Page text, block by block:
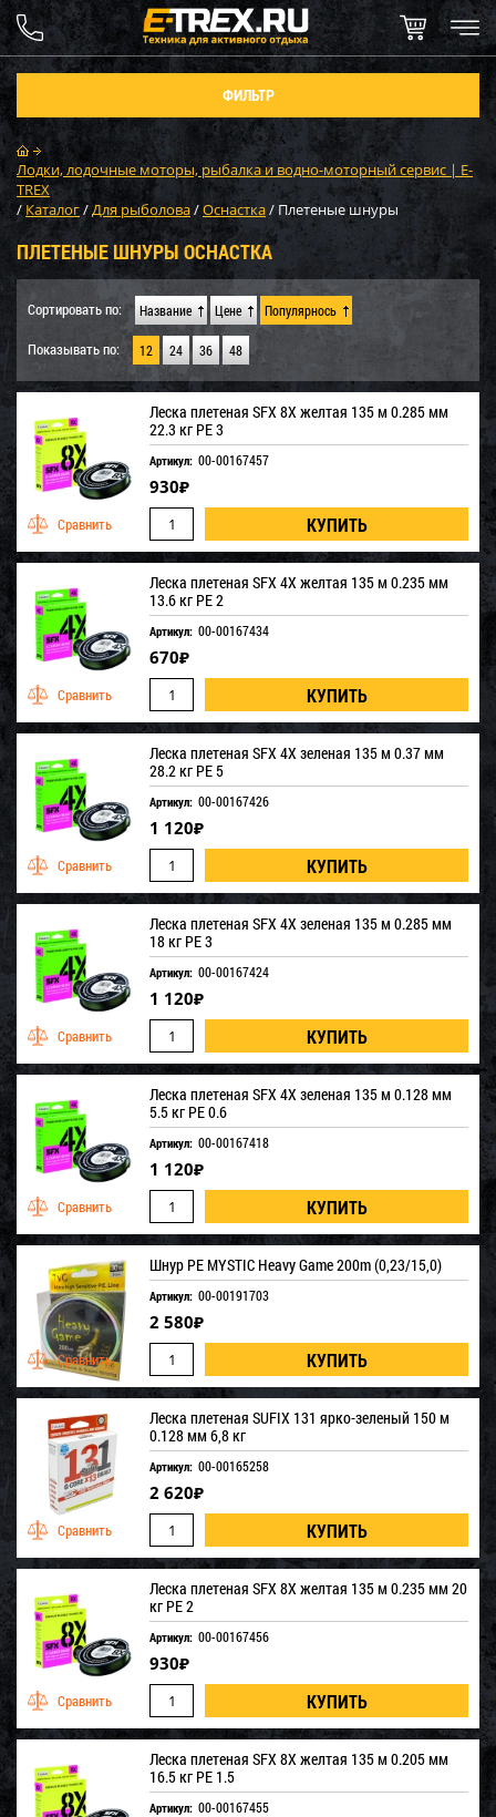
ФИЛЬТР
Лодки, лодочные моторы, рыбалка и водно-моторный сервис | E-
TREX
/Каталог/Для рыболова/Оснастка/ Плетеные шнуры
ПЛЕТЕНЫЕ ШНУРЫ ОСНАСТКА
Сортировать по: Название Цене Популярнось
Показывать по: 12 24 36 48
Леска плетеная SFX 8X желтая 135 м 0.285 мм
22.3 кг PE 3
Артикул: 00-00167457
930₽
Леска плетеная SFX 4X желтая 135 м 0.235 мм
13.6 кг PE 2
Артикул: 00-00167434
670₽
Леска плетеная SFX 4X зеленая 135 м 0.37 мм
28.2 кг PE 5
Артикул: 00-00167426
1 120₽
Леска плетеная SFX 4X зеленая 135 м 0.285 мм
18 кг PE 3
Артикул: 00-00167424
1 120₽
Леска плетеная SFX 4X зеленая 135 м 0.128 мм
5.5 кг PE 0.6
Артикул: 00-00167418
1 120₽
Шнур PE MYSTIC Heavy Game 200m (0,23/15,0)
Артикул: 00-00191703
2 580₽
Леска плетеная SUFIX 131 ярко-зеленый 150 м
0.128 мм 6,8 кг
Артикул: 00-00165258
2 620₽
Леска плетеная SFX 8X желтая 135 м 0.235 мм 20
кг PE 2
Артикул: 00-00167456
930₽
Леска плетеная SFX 8X желтая 135 м 0.205 мм
16.5 кг PE 1.5
Артикул: 00-00167455